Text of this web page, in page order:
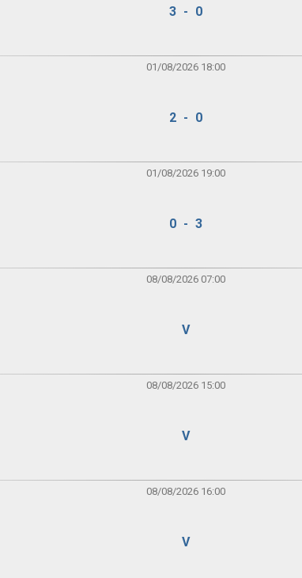
3 - 0
01/08/2026 18:00
2 - 0
01/08/2026 19:00
0 - 3
08/08/2026 07:00
V
08/08/2026 15:00
V
08/08/2026 16:00
V